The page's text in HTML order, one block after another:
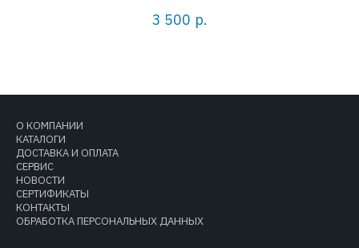
3 500 р.
О КОМПАНИИ
КАТАЛОГИ
ДОСТАВКА И ОПЛАТА
СЕРВИС
НОВОСТИ
СЕРТИФИКАТЫ
КОНТАКТЫ
ОБРАБОТКА ПЕРСОНАЛЬНЫХ ДАННЫХ